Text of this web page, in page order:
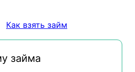
Как взять займ
займа